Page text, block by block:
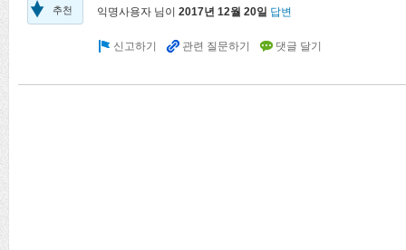
추천 익명사용자 님이 2017년 12월 20일 답변